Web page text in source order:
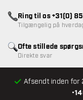
•
Afsendt inden for
Ofte stillede
Direkte svar
Ring til os +31(0)
Tilgængelig på